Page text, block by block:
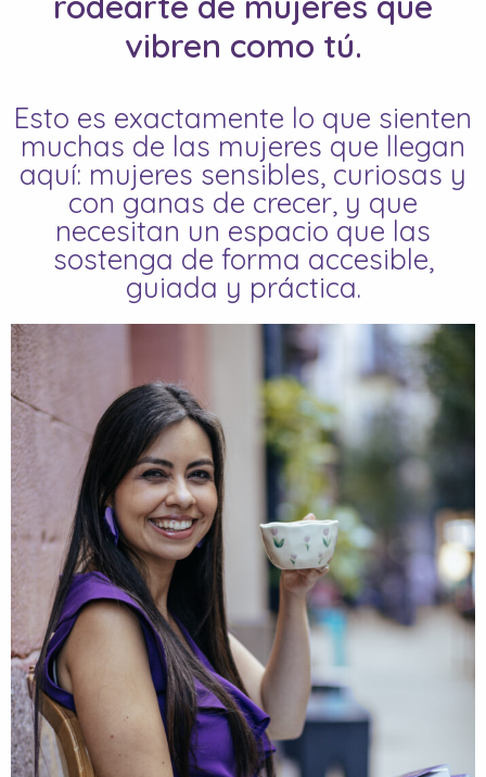
vibren como tú.
Esto es exactamente lo que sienten
muchas de las mujeres que llegan
aquí: mujeres sensibles, curiosas y
con ganas de crecer, y que
necesitan un espacio que las
sostenga de forma accesible,
guiada y práctica.